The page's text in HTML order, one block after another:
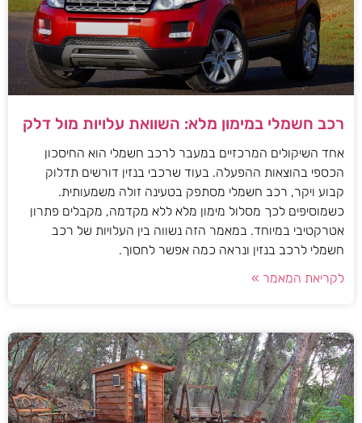
רכב חשמלי במימון מלא: השוואת עלויות מול דלק
אחד השיקולים המרכזיים במעבר לרכב חשמלי הוא החיסכון
הכספי בהוצאות ההפעלה. בעוד שרכבי בנזין דורשים תדלוק
קבוע ויקר, רכב חשמלי מסתפק בטעינה זולה משמעותית.
כשמוסיפים לכך מסלול מימון מלא ללא מקדמה, מקבלים פתרון
אטרקטיבי במיוחד. במאמר הזה נשווה בין העלויות של רכב
חשמלי לרכב בנזין ונראה כמה אפשר לחסוך.
לקריאת המאמר »